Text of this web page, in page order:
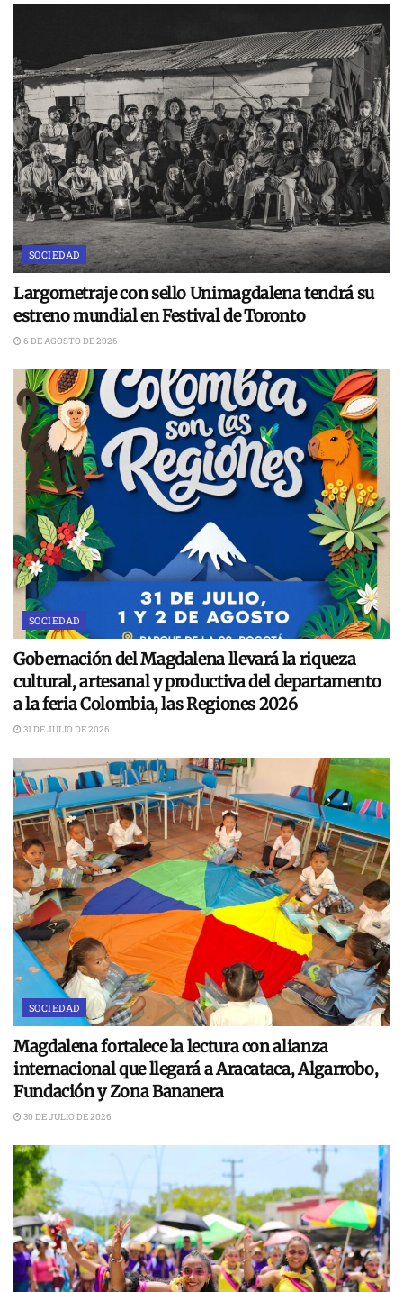
SOCIEDAD
Largometraje con sello Unimagdalena tendrá su
estreno mundial en Festival de Toronto
6 DE AGOSTO DE 2026
SOCIEDAD
Gobernación del Magdalena llevará la riqueza
cultural, artesanal y productiva del departamento
a la feria Colombia, las Regiones 2026
31 DE JULIO DE 2026
SOCIEDAD
Magdalena fortalece la lectura con alianza
internacional que llegará a Aracataca, Algarrobo,
Fundación y Zona Bananera
30 DE JULIO DE 2026